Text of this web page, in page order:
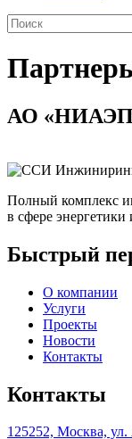
АО
Полный комплекс
в сфере
Быстрый
О компании
Услуги
Проекты
Новости
Контакты
Контакты
125252, Москва,